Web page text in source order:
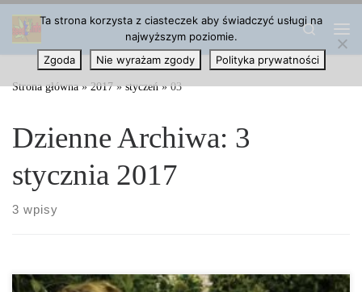
Przejdź do treści
Search
Strona główna » 2017 » styczeń » 03
Dzienne Archiwa: 3
stycznia 2017
3 wpisy
Ta strona korzysta z ciasteczek aby świadczyć usługi na
najwyższym poziomie.
Zgoda
Nie wyrażam zgody Polityka prywatności